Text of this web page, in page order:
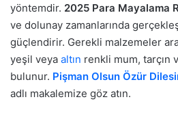
yöntemdir. 2025 Para Mayalama
ve dolunay zamanlarında
güçlendirir. Gerekli malzemeler
yeşil veya altın renkli mum, tarçın
bulunur. Pişman Olsun Özür
adlı makalemize göz atın.